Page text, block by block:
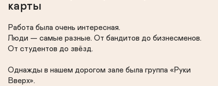
карты
Работа была очень интересная.
Люди — самые разные. От бандитов до бизнесменов.
От студентов до звёзд.
Однажды в нашем дорогом зале была группа «Руки
Вверх».